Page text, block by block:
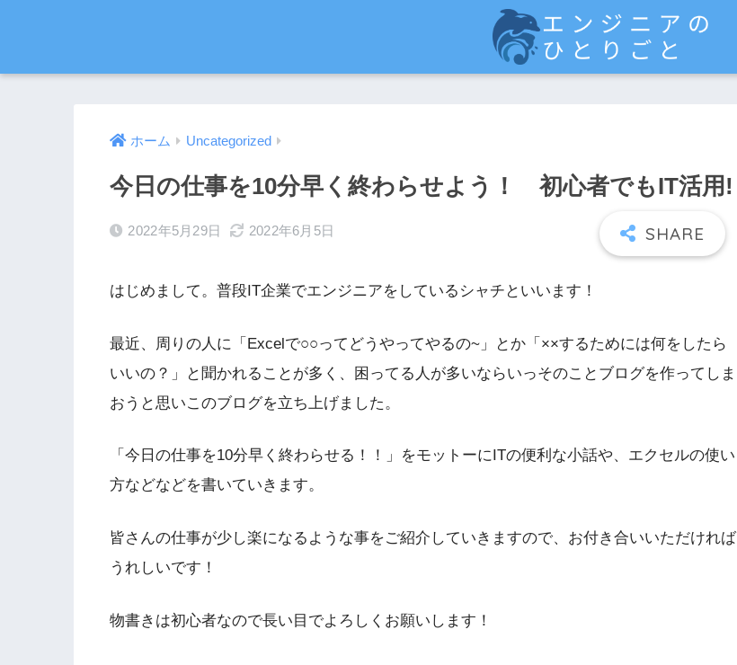
ホーム Uncategorized
今日の仕事を10分早く終わらせよう！ 初心者でもIT活用!
2022年5月29日 2022年6月5日
はじめまして。普段IT企業でエンジニアをしているシャチといいます！
最近、周りの人に「Excelで○○ってどうやってやるの~」とか「××するためには何をしたら
いいの？」と聞かれることが多く、困ってる人が多いならいっそのことブログを作ってしま
おうと思いこのブログを立ち上げました。
「今日の仕事を10分早く終わらせる！！」をモットーにITの便利な小話や、エクセルの使い
方などなどを書いていきます。
皆さんの仕事が少し楽になるような事をご紹介していきますので、お付き合いいただければ
うれしいです！
物書きは初心者なので長い目でよろしくお願いします！